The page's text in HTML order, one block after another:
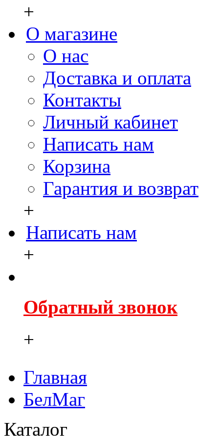
+
О магазине
О нас
Доставка и оплата
Контакты
Личный кабинет
Написать нам
Корзина
Гарантия и возврат
+
Написать нам
+
Обратный звонок
+
Главная
БелМаг
Каталог